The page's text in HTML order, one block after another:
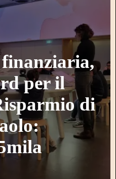
per il
di